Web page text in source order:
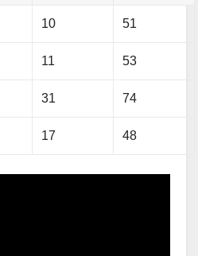
10 51
11 53
31 74
17 48